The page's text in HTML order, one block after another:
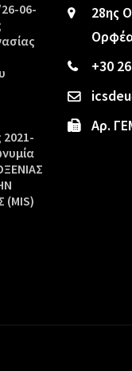
06-
(MIS)
28ης
+30
Αρ.